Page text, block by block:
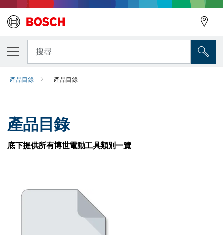
搜尋
產品目錄 產品目錄
產品目錄
底下提供所有博世電動工具類別一覽